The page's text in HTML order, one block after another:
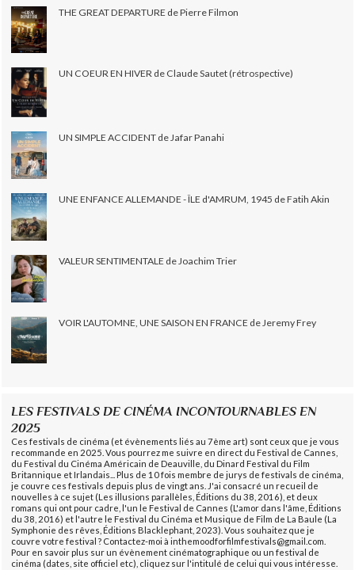
THE GREAT DEPARTURE de Pierre Filmon
UN COEUR EN HIVER de Claude Sautet (rétrospective)
UN SIMPLE ACCIDENT de Jafar Panahi
UNE ENFANCE ALLEMANDE - ÎLE d'AMRUM, 1945 de Fatih Akin
VALEUR SENTIMENTALE de Joachim Trier
VOIR L'AUTOMNE, UNE SAISON EN FRANCE de Jeremy Frey
LES FESTIVALS DE CINÉMA INCONTOURNABLES EN
2025
Ces festivals de cinéma (et évènements liés au 7ème art) sont ceux que je vous
recommande en 2025. Vous pourrez me suivre en direct du Festival de Cannes,
du Festival du Cinéma Américain de Deauville, du Dinard Festival du Film
Britannique et Irlandais... Plus de 10 fois membre de jurys de festivals de cinéma,
je couvre ces festivals depuis plus de vingt ans. J'ai consacré un recueil de
nouvelles à ce sujet (Les illusions parallèles, Éditions du 38, 2016), et deux
romans qui ont pour cadre, l'un le Festival de Cannes (L'amor dans l'âme, Éditions
du 38, 2016) et l'autre le Festival du Cinéma et Musique de Film de La Baule (La
Symphonie des rêves, Éditions Blacklephant, 2023). Vous souhaitez que je
couvre votre festival ? Contactez-moi à inthemoodforfilmfestivals@gmail.com.
Pour en savoir plus sur un évènement cinématographique ou un festival de
cinéma (dates, site officiel etc), cliquez sur l'intitulé de celui qui vous intéresse.